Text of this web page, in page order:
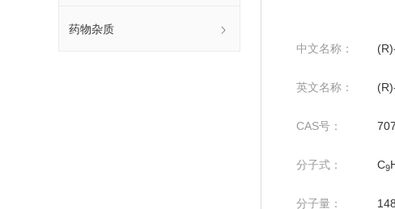
药物杂质
中文名称：
英文名称：
CAS号：
分子式： C9
分子量：